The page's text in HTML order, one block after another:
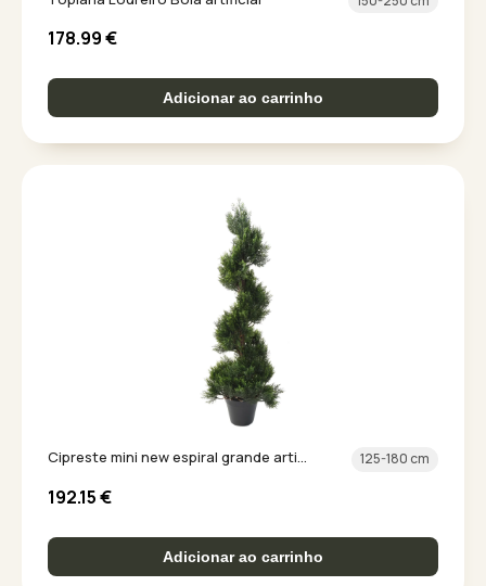
178.99€
Adicionar ao carrinho
Cipreste mini new espiral grande arti... 125-180 cm
192.15€
Adicionar ao carrinho